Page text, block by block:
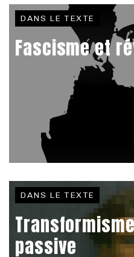
DANS LE TEXTE
Fascisme et
DANS LE TEXTE
passive